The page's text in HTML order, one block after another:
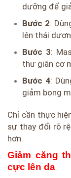
dưỡng để
Bước 2:
lên thái
Bước 3:
thư giãn cơ
Bước 4:
giảm bọng
Chỉ cần thực
sự thay đổi rõ
hơn.
Giảm căng
cực lên da